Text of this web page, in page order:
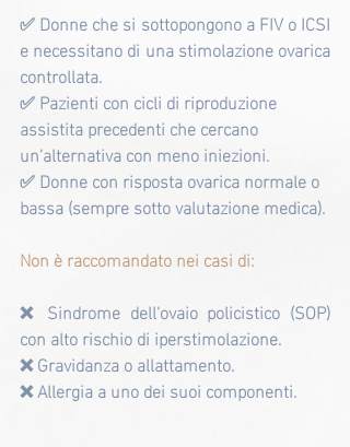
✅ Donne che si sottopongono a FIV o ICSI
e necessitano di una stimolazione ovarica
controllata.
✅ Pazienti con cicli di riproduzione
assistita precedenti che cercano
un'alternativa con meno iniezioni.
✅ Donne con risposta ovarica normale o
bassa (sempre sotto valutazione medica).
Non è raccomandato nei casi di:
❌ Sindrome dell'ovaio policistico (SOP)
con alto rischio di iperstimolazione.
❌ Gravidanza o allattamento.
❌ Allergia a uno dei suoi componenti.